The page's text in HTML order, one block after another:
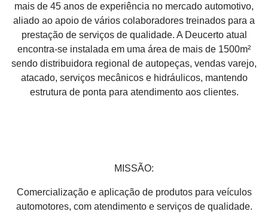
mais de 45 anos de experiência no mercado automotivo,
aliado ao apoio de vários colaboradores treinados para a
prestação de serviços de qualidade. A Deucerto atual
encontra-se instalada em uma área de mais de 1500m²
sendo distribuidora regional de autopeças, vendas varejo,
atacado, serviços mecânicos e hidráulicos, mantendo
estrutura de ponta para atendimento aos clientes.
MISSÃO:
Comercialização e aplicação de produtos para veículos
automotores, com atendimento e serviços de qualidade.